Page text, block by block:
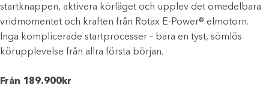
startknappen, aktivera körläget och upplev det omedelbara
vridmomentet och kraften från Rotax E-Power® elmotorn.
Inga komplicerade startprocesser – bara en tyst, sömlös
körupplevelse från allra första början.
Från 189.900kr